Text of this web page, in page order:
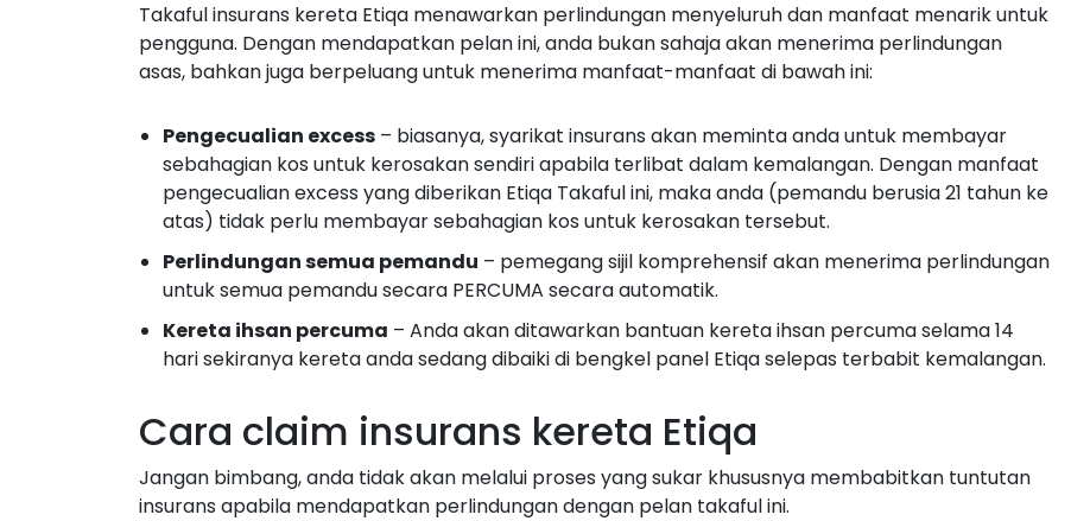
Takaful insurans kereta Etiqa menawarkan perlindungan menyeluruh dan manfaat menarik untuk
pengguna. Dengan mendapatkan pelan ini, anda bukan sahaja akan menerima perlindungan
asas, bahkan juga berpeluang untuk menerima manfaat-manfaat di bawah ini:
Pengecualian excess – biasanya, syarikat insurans akan meminta anda untuk membayar
sebahagian kos untuk kerosakan sendiri apabila terlibat dalam kemalangan. Dengan manfaat
pengecualian excess yang diberikan Etiqa Takaful ini, maka anda (pemandu berusia 21 tahun ke
atas) tidak perlu membayar sebahagian kos untuk kerosakan tersebut.
Perlindungan semua pemandu – pemegang sijil komprehensif akan menerima perlindungan
untuk semua pemandu secara PERCUMA secara automatik.
Kereta ihsan percuma – Anda akan ditawarkan bantuan kereta ihsan percuma selama 14
hari sekiranya kereta anda sedang dibaiki di bengkel panel Etiqa selepas terbabit kemalangan.
Cara claim insurans kereta Etiqa
Jangan bimbang, anda tidak akan melalui proses yang sukar khususnya membabitkan tuntutan
insurans apabila mendapatkan perlindungan dengan pelan takaful ini.